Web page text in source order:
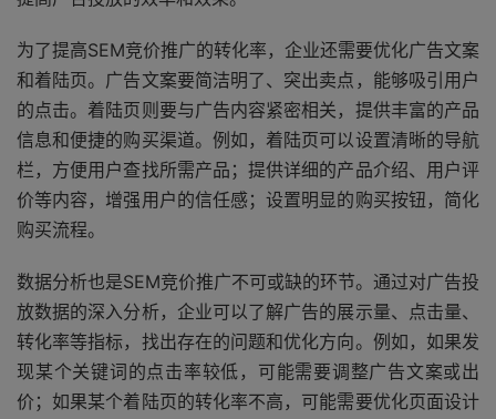
为了提高SEM竞价推广的转化率，企业还需要优化广告文案
和着陆页。广告文案要简洁明了、突出卖点，能够吸引用户
的点击。着陆页则要与广告内容紧密相关，提供丰富的产品
信息和便捷的购买渠道。例如，着陆页可以设置清晰的导航
栏，方便用户查找所需产品；提供详细的产品介绍、用户评
价等内容，增强用户的信任感；设置明显的购买按钮，简化
购买流程。
数据分析也是SEM竞价推广不可或缺的环节。通过对广告投
放数据的深入分析，企业可以了解广告的展示量、点击量、
转化率等指标，找出存在的问题和优化方向。例如，如果发
现某个关键词的点击率较低，可能需要调整广告文案或出
价；如果某个着陆页的转化率不高，可能需要优化页面设计